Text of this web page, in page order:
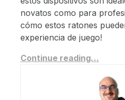
novatos como para
cómo estos ratones
experiencia de juego!
Continue reading…